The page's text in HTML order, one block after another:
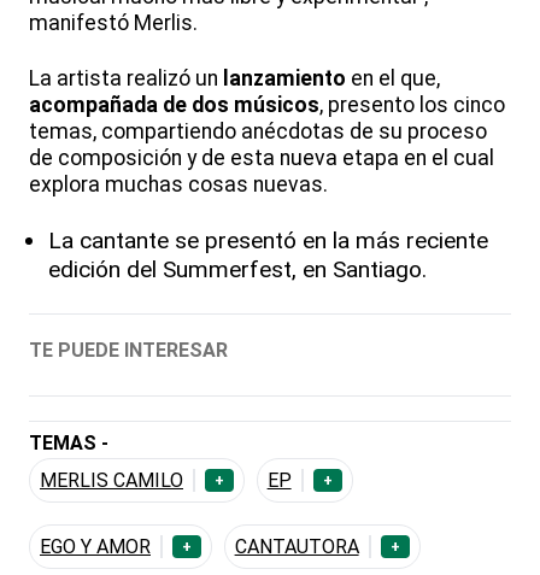
manifestó Merlis.
La artista realizó un lanzamiento en el que,
acompañada de dos músicos, presento los cinco
temas, compartiendo anécdotas de su proceso
de composición y de esta nueva etapa en el cual
explora muchas cosas nuevas.
La cantante se presentó en la más reciente
edición del Summerfest, en Santiago.
TE PUEDE INTERESAR
TEMAS -
MERLIS CAMILO
+ EP +
EGO Y AMOR + CANTAUTORA +